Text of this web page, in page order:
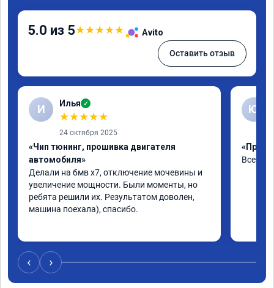
5.0 из 5★★★★★ Avito
Оставить отзыв
И Илья ✓
★★★★★
24 октября 2025
«Чип тюнинг, прошивка двигателя
автомобиля»
Делали на бмв х7, отключение мочевины и
увеличение мощности. Были моменты, но
ребята решили их. Результатом доволен,
машина поехала), спасибо.
Ю
Все
‹ ›